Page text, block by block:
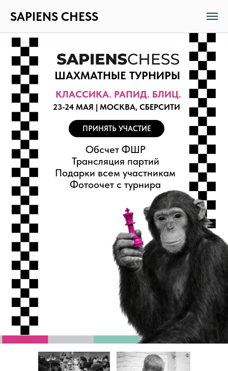
SAPIENS CHESS
ПРИНЯТЬ УЧАСТИЕ
23-24 МАЯ | МОСКВА, СБЕРСИТИ
Обсчет ФШР
Трансляция партий
Подарки всем участникам
Фотоочет с турнира
ШАХМАТНЫЕ ТУРНИРЫ
КЛАССИКА. РАПИД. БЛИЦ.